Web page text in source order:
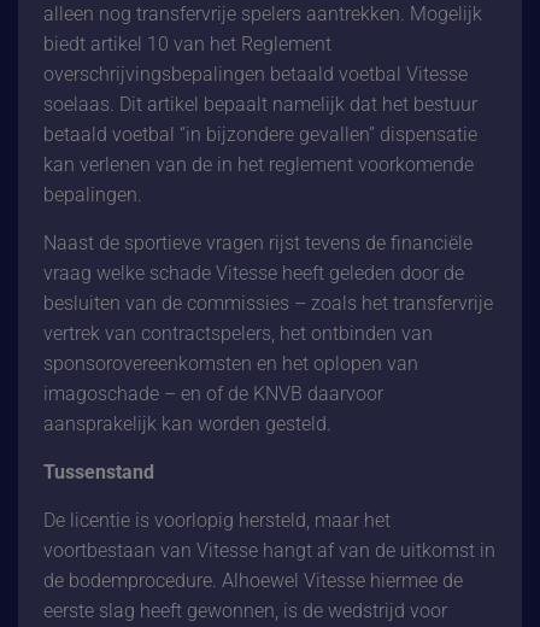
alleen nog transfervrije spelers aantrekken. Mogelijk
biedt artikel 10 van het Reglement
overschrijvingsbepalingen betaald voetbal Vitesse
soelaas. Dit artikel bepaalt namelijk dat het bestuur
betaald voetbal “in bijzondere gevallen” dispensatie
kan verlenen van de in het reglement voorkomende
bepalingen.
Naast de sportieve vragen rijst tevens de financiële
vraag welke schade Vitesse heeft geleden door de
besluiten van de commissies – zoals het transfervrije
vertrek van contractspelers, het ontbinden van
sponsorovereenkomsten en het oplopen van
imagoschade – en of de KNVB daarvoor
aansprakelijk kan worden gesteld.
Tussenstand
De licentie is voorlopig hersteld, maar het
voortbestaan van Vitesse hangt af van de uitkomst in
de bodemprocedure. Alhoewel Vitesse hiermee de
eerste slag heeft gewonnen, is de wedstrijd voor